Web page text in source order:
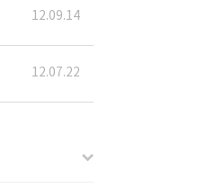
12.09.14
12.07.22